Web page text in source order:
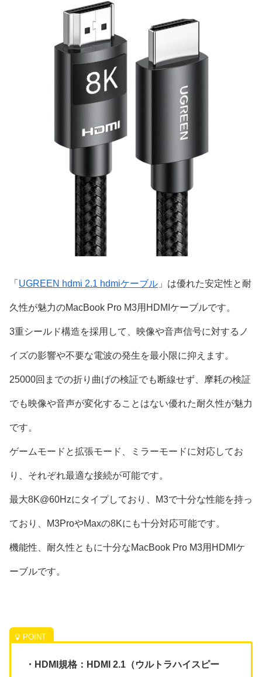
「 UGREEN hdmi 2.1 hdmiケーブル 」は優れた安定性と耐
久性が魅力のMacBook Pro M3用HDMIケーブルです。
3重シールド構造を採用して、映像や音声信号に対するノ
イズの影響や不要な電波の発生を最小限に抑えます。
25000回までの折り曲げの検証でも断線せず、摩耗の検証
でも映像や音声が変化することはない優れた耐久性が魅力
です。
ゲームモードと拡張モード、ミラーモードに対応してお
り、それぞれ最適な接続が可能です。
最大8K@60Hzにタイプしており、M3で十分な性能を持っ
ており、M3ProやMaxの8Kにも十分対応可能です。
機能性、耐久性ともに十分なMacBook Pro M3用HDMIケ
ーブルです。
・HDMI規格：HDMI 2.1（ウルトラハイスピー